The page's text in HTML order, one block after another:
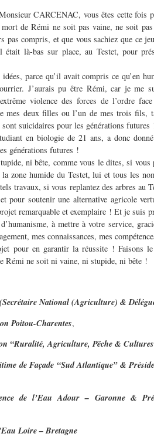
CARCENAC, vous êtes cette fois
de Rémi ne soit pas vaine, ne soit
pas compris, et que vous sachiez que ce
était là-bas sur place, au Testet, pour
parce qu’il avait compris ce qu’en
J’aurais pu être Rémi, car je me
violence des forces de l’ordre
mes deux filles ou l’un de mes trois fils,
suicidaires pour les générations futures
en biologie de 21 ans, a donc
générations futures !
ni bête, comme vous le dites, si vous
zone humide du Testet, lui et tous les
travaux, si vous replantez des arbres au
pour soutenir une alternative agricole
remarquable et exemplaire ! Et je suis
à mettre à votre service,
mes connaissances, mes
pour en garantir la réussite ! Faisons
Rémi ne soit ni vaine, ni stupide, ni bête !
National (Agriculture) &
Poitou-Charentes,
“Ruralité, Agriculture, Pêche &
de Façade “Sud Atlantique” &
de l’Eau Adour – Garonne &
Loire – Bretagne